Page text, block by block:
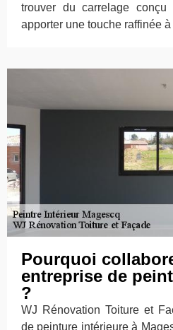
trouver du carrelage
apporter une touche raffinée
Pourquoi
entreprise de
?
WJ Rénovation Toiture et
de peinture intérieure à